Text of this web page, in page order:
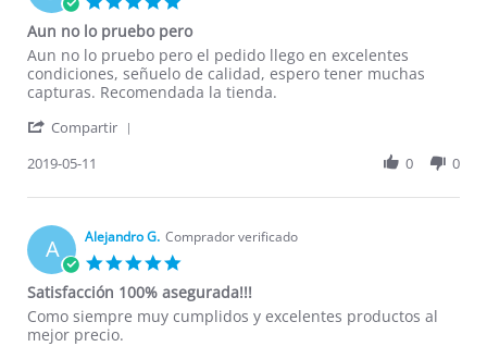
Jul
2020 rating
Aun no lo pruebo pero
Review
by
Julián
on
May
review
stating
Aun
lo
pero
Aun no lo pruebo pero el pedido llego en excelentes
condiciones, señuelo de calidad, espero tener muchas
capturas. Recomendada la tienda.
Compartir
Julián
on
11
May
2019
2019-05-11 0 0
A Alejandro G. Comprador verificado
rating
Satisfacción 100% asegurada!!!
Review
by
review
stating
Como siempre muy cumplidos y excelentes productos al
mejor precio.